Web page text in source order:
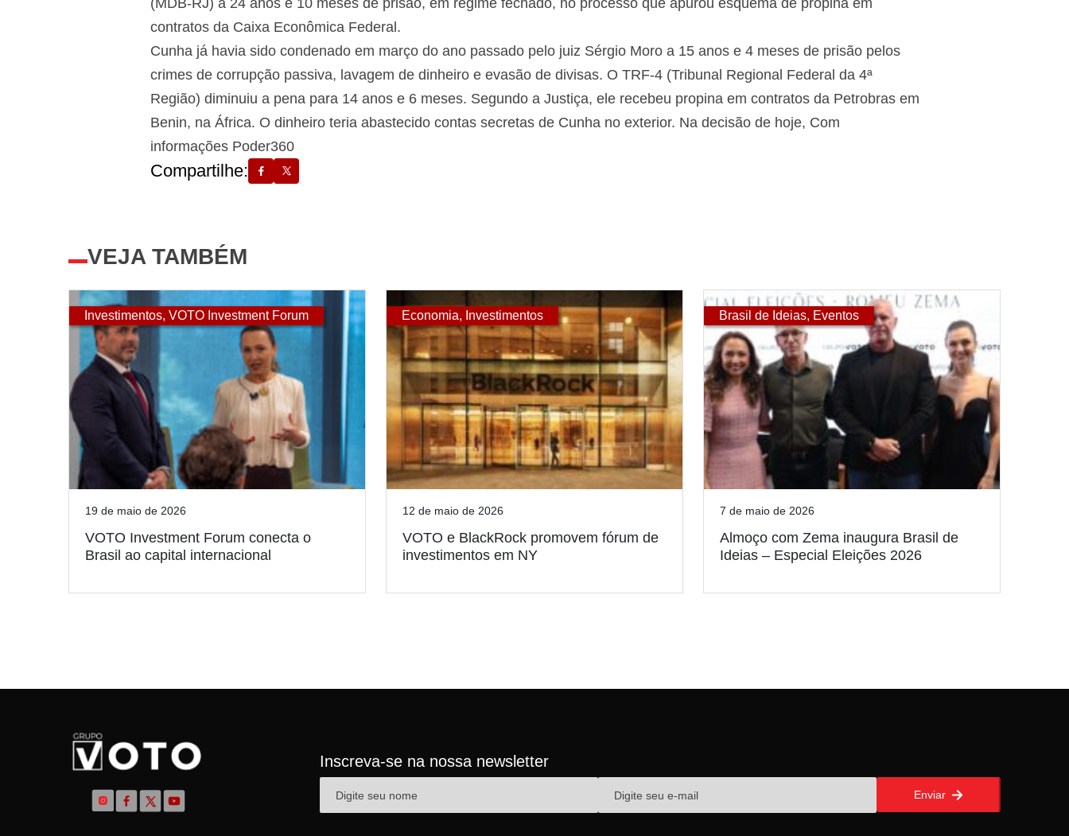
(MDB-RJ) a 24 anos e 10 meses de prisão, em regime fechado, no processo que apurou esquema de propina em
contratos da Caixa Econômica Federal.
Cunha já havia sido condenado em março do ano passado pelo juiz Sérgio Moro a 15 anos e 4 meses de prisão pelos
crimes de corrupção passiva, lavagem de dinheiro e evasão de divisas. O TRF-4 (Tribunal Regional Federal da 4ª
Região) diminuiu a pena para 14 anos e 6 meses. Segundo a Justiça, ele recebeu propina em contratos da Petrobras em
Benin, na África. O dinheiro teria abastecido contas secretas de Cunha no exterior. Na decisão de hoje, Com
informações Poder360
Compartilhe:
VEJA TAMBÉM
Investimentos, VOTO Investment Forum
19 de maio de 2026
VOTO Investment Forum conecta o
Brasil ao capital internacional
Economia, Investimentos
12 de maio de 2026
VOTO e BlackRock promovem fórum de
investimentos em NY
Brasil de Ideias, Eventos
7 de maio de 2026
Almoço com Zema inaugura Brasil de
Ideias – Especial Eleições 2026
Inscreva-se na nossa newsletter
Enviar